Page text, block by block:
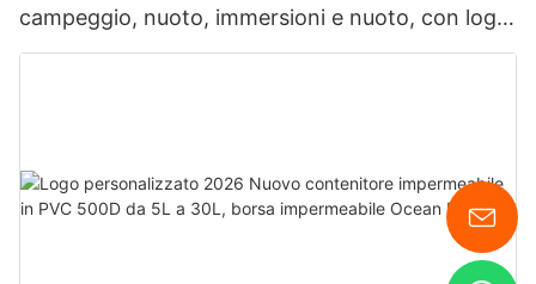
campeggio, nuoto, immersioni e nuoto, con logo
personalizzato.